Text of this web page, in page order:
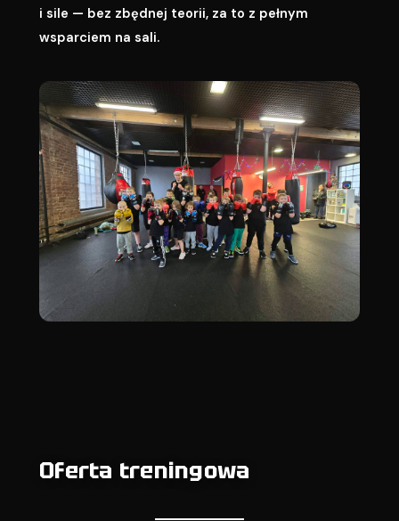
i sile — bez zbędnej teorii, za to z pełnym
wsparciem na sali.
Oferta treningowa